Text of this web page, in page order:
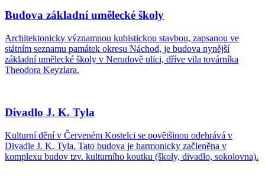
Budova základní umělecké školy
Architektonicky významnou kubistickou stavbou, zapsanou ve
státním seznamu památek okresu Náchod, je budova nynější
základní umělecké školy v Nerudově ulici, dříve vila továrníka
Theodora Keyzlara.
Divadlo J. K. Tyla
Kulturní dění v Červeném Kostelci se povětšinou odehrává v
Divadle J. K. Tyla. Tato budova je harmonicky začleněna v
komplexu budov tzv. kulturního koutku (školy, divadlo, sokolovna).